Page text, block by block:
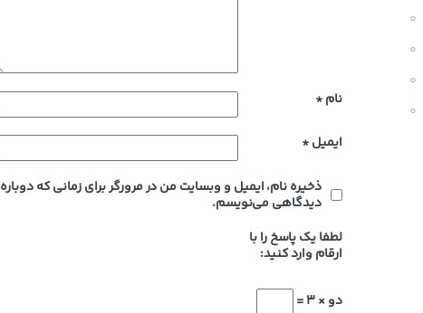
0
0
0
0
نام*
ایمیل*
ذخیره نام، ایمیل و وبسایت من در مرورگر برای زمانی که دوباره
دیدگاهی می‌نویسم.
لطفا یک پاسخ را با
ارقام وارد کنید:
دو × 3 =